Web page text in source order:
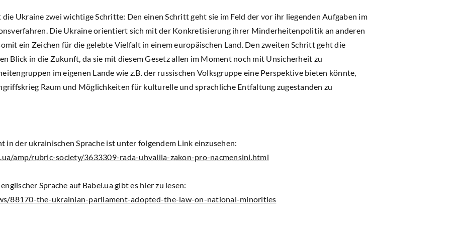
Ukraine zwei wichtige Schritte: Den einen Schritt geht sie im Feld der vor ihr liegenden Aufgaben im
Die Ukraine orientiert sich mit der Konkretisierung ihrer Minderheitenpolitik an anderen
ein Zeichen für die gelebte Vielfalt in einem europäischen Land. Den zweiten Schritt geht die
Blick in die Zukunft, da sie mit diesem Gesetz allen im Moment noch mit Unsicherheit zu
im eigenen Lande wie z.B. der russischen Volksgruppe eine Perspektive bieten könnte,
Raum und Möglichkeiten für kulturelle und sprachliche Entfaltung zugestanden zu
in der ukrainischen Sprache ist unter folgendem Link einzusehen:
amp/rubric-society/3633309-rada-uhvalila-zakon-pro-nacmensini.html
Sprache auf Babel.ua gibt es hier zu lesen:
88170-the-ukrainian-parliament-adopted-the-law-on-national-minorities